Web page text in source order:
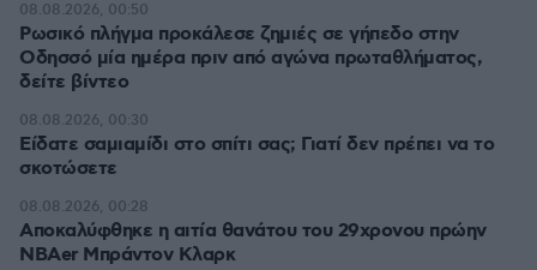
Ρωσικό πλήγμα προκάλεσε ζημιές σε γήπεδο στην
Οδησσό μία ημέρα πριν από αγώνα πρωταθλήματος,
δείτε βίντεο
08.08.2026, 00:50
Είδατε σαμιαμίδι στο σπίτι σας; Γιατί δεν πρέπει να το
σκοτώσετε
08.08.2026, 00:30
Αποκαλύφθηκε η αιτία θανάτου του 29χρονου πρώην
NBAer Μπράντον Κλαρκ
08.08.2026, 00:28